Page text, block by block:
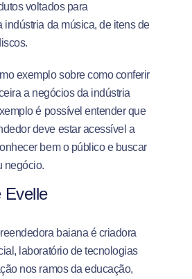
voltados para
indústria da música, de itens de
exemplo sobre como conferir
a negócios da indústria
é possível entender que
deve estar acessível a
bem o público e buscar
negócio.
Evelle
baiana é criadora
laboratório de tecnologias
nos ramos da educação,